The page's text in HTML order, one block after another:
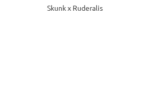
Skunk x Ruderalis